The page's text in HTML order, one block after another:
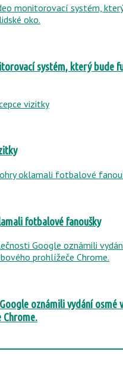
systém, který bude
fotbalové fanoušky
oznámili vydání osmé
Chrome.